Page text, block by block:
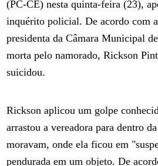
(PC-CE) nesta quinta-feira (23),
inquérito policial. De acordo com
presidenta da Câmara Municipal
morta pelo namorado, Rickson
suicidou.
Rickson aplicou um golpe
arrastou a vereadora para dentro
moravam, onde ela ficou em
pendurada em um objeto. De